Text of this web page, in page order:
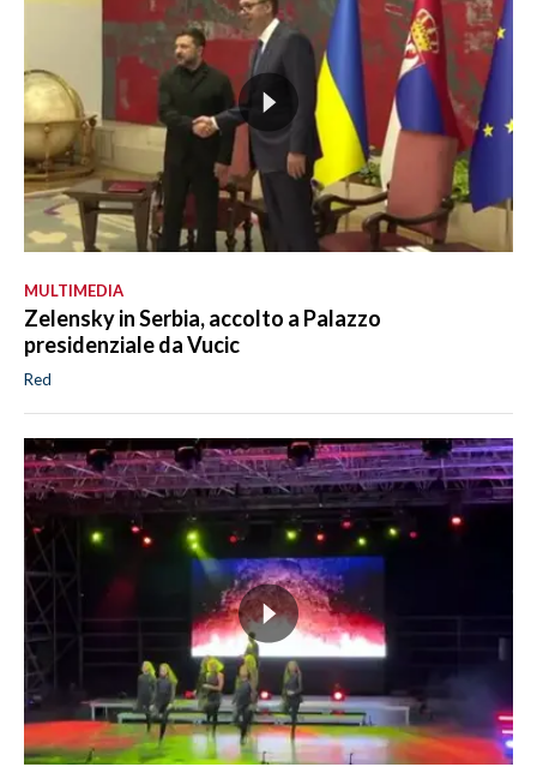
MULTIMEDIA
Zelensky in Serbia, accolto a Palazzo
presidenziale da Vucic
Red